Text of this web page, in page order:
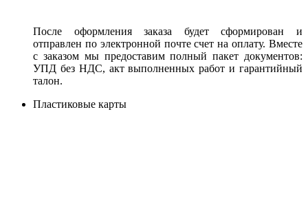
После оформления заказа будет сформирован и
отправлен по электронной почте счет на оплату. Вместе
с заказом мы предоставим полный пакет документов:
УПД без НДС, акт выполненных работ и гарантийный
талон.
Пластиковые карты